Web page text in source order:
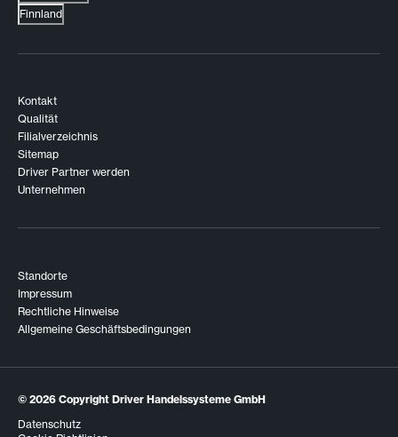
Finnland
Kontakt
Qualität
Filialverzeichnis
Sitemap
Driver Partner werden
Unternehmen
Standorte
Impressum
Rechtliche Hinweise
Allgemeine Geschäftsbedingungen
© 2026 Copyright Driver Handelssysteme GmbH
Datenschutz